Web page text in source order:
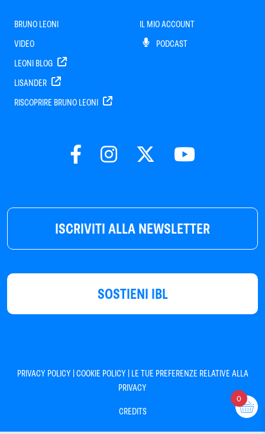
ISCRIVITI ALLA NEWSLETTER
SOSTIENI IBL
BRUNO LEONI
VIDEO
LEONI BLOG
LISANDER
RISCOPRIRE BRUNO LEONI
IL MIO ACCOUNT
PODCAST
PRIVACY POLICY |COOKIE POLICY | LE TUE PREFERENZE RELATIVE ALLA
PRIVACY
CREDITS
0